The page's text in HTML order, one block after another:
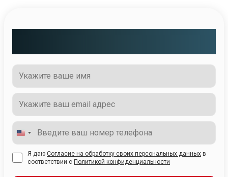
Я даю Согласие на обработку своих персональных данных в
соответствии с Политикой конфиденциальности